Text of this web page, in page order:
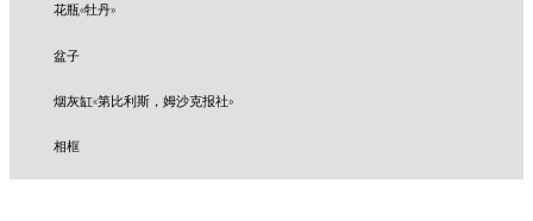
花瓶«牡丹»
盆子
烟灰缸«第比利斯，姆沙克报社»
相框